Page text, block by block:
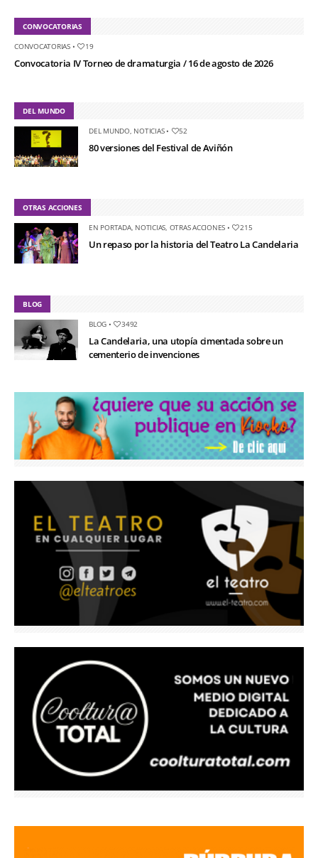
CONVOCATORIAS
CONVOCATORIAS• 19
Convocatoria IV Torneo de dramaturgia / 16 de agosto de 2026
DEL MUNDO
DEL MUNDO, NOTICIAS• 52
80 versiones del Festival de Aviñón
OTRAS ACCIONES
EN PORTADA, NOTICIAS OTRAS ACCIONES • 215
Un repaso por la historia del Teatro La Candelaria
BLOG
BLOG • 3492
La Candelaria, una utopía cimentada sobre un
cementerio de invenciones